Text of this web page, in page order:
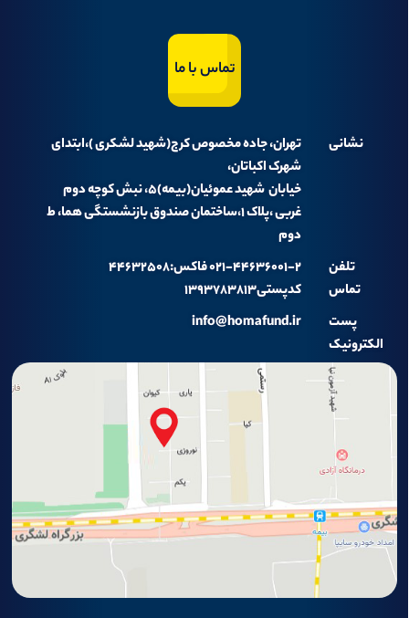
تماس با ما
نشانی
تهران، جاده مخصوص کرج(شهید لشکری )،ابتدای
شهرک اکباتان،
خیابان شهید عموئیان(بیمه)۵، نبش کوچه دوم
غربی ،پلاک ۱،ساختمان صندوق بازنشستگی هما، ط
دوم
تلفن
تماس
۰۲۱-۴۴۶۳۶۰۰۱-۲ فاکس:۴۴۶۳۲۵۰۸
کدپستی۱۳۹۳۷۸۳۸۱۳
پست
الکترونیک
info@homafund.ir